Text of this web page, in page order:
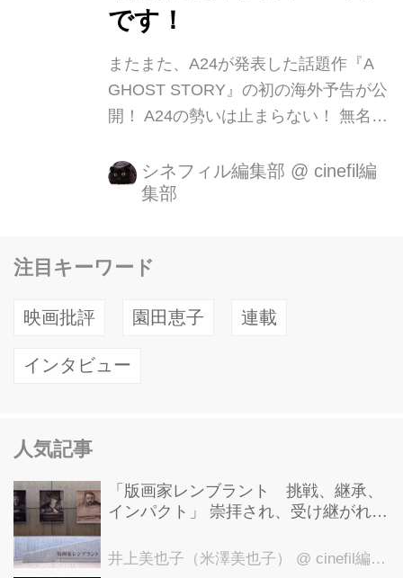
回も脱獄したという伝説...
です！
またまた、A24が発表した話題作『A
GHOST STORY』の初の海外予告が公
開！ A24の勢いは止まらない！ 無名だ
ライト』をブラッド・ピットのPlanB
と共にアカデミー賞の頂点といえる作
『ロブスター』『ロスト・エモーショ
年も『グリーンルーム』『アメリカ
マン』『フリー・ファイヤー』
予告解禁されたのが...
シネフィル編集部 @ cinefil編
集部
注目キーワード
映画批評 園田恵子 連載
インタビュー
人気記事
「版画家レンブラント 挑戦、継承、
インパクト」 崇拝され、受け継がれ、
洋美術館にて9月23日まで開催中！
井上美也子（米澤美也子） @ cinefil編集部